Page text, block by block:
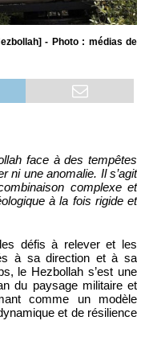
- Photo : médias de
face à des tempêtes
ni une anomalie. Il s’agit
complexe et
à la fois rigide et
défis à relever et les
à sa direction et à sa
le Hezbollah s’est une
du paysage militaire et
comme un modèle
et de résilience